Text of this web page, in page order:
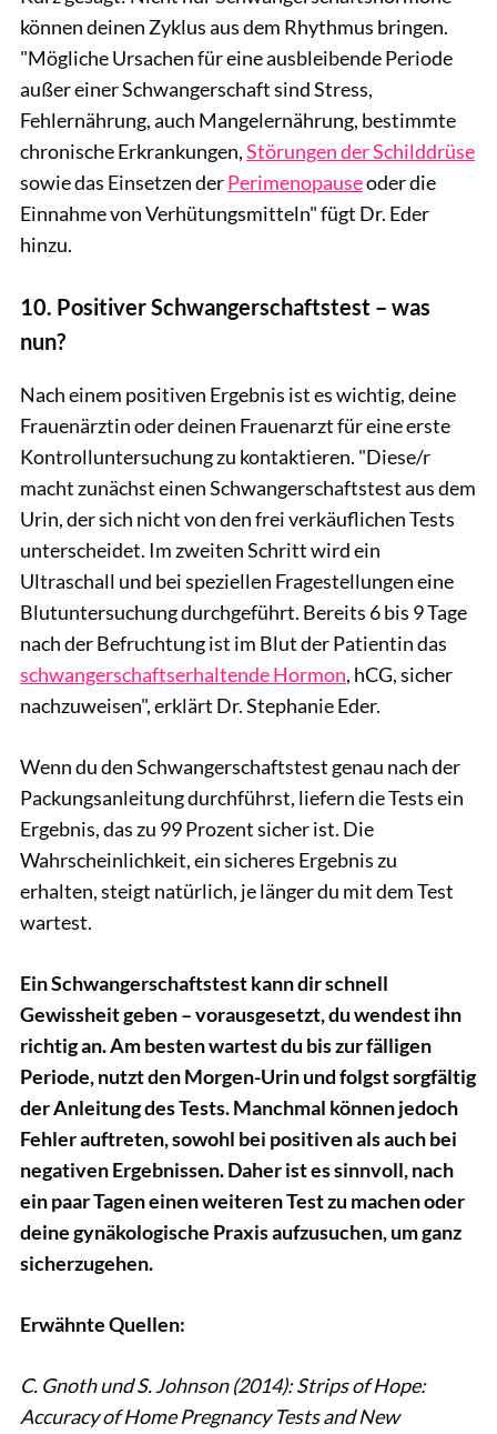
können deinen Zyklus aus dem Rhythmus bringen.
"Mögliche Ursachen für eine ausbleibende Periode
außer einer Schwangerschaft sind Stress,
Fehlernährung, auch Mangelernährung, bestimmte
chronische Erkrankungen,Störungen der Schilddrüse
sowie das Einsetzen derPerimenopauseoder die
Einnahme von Verhütungsmitteln" fügt Dr. Eder
hinzu.
10. Positiver Schwangerschaftstest – was
nun?
Nach einem positiven Ergebnis ist es wichtig, deine
Frauenärztin oder deinen Frauenarzt für eine erste
Kontrolluntersuchung zu kontaktieren. "Diese/r
macht zunächst einen Schwangerschaftstest aus dem
Urin, der sich nicht von den frei verkäuflichen Tests
unterscheidet. Im zweiten Schritt wird ein
Ultraschall und bei speziellen Fragestellungen eine
Blutuntersuchung durchgeführt. Bereits 6 bis 9 Tage
nach der Befruchtung ist im Blut der Patientin das
schwangerschaftserhaltende Hormon, hCG, sicher
nachzuweisen", erklärt Dr. Stephanie Eder.
Wenn du den Schwangerschaftstest genau nach der
Packungsanleitung durchführst, liefern die Tests ein
Ergebnis, das zu 99 Prozent sicher ist. Die
Wahrscheinlichkeit, ein sicheres Ergebnis zu
erhalten, steigt natürlich, je länger du mit dem Test
wartest.
Ein Schwangerschaftstest kann dir schnell
Gewissheit geben – vorausgesetzt, du wendest ihn
richtig an. Am besten wartest du bis zur fälligen
Periode, nutzt den Morgen-Urin und folgst sorgfältig
der Anleitung des Tests. Manchmal können jedoch
Fehler auftreten, sowohl bei positiven als auch bei
negativen Ergebnissen. Daher ist es sinnvoll, nach
ein paar Tagen einen weiteren Test zu machen oder
deine gynäkologische Praxis aufzusuchen, um ganz
sicherzugehen.
Erwähnte Quellen:
C. Gnoth und S. Johnson (2014): Strips of Hope:
Accuracy of Home Pregnancy Tests and New